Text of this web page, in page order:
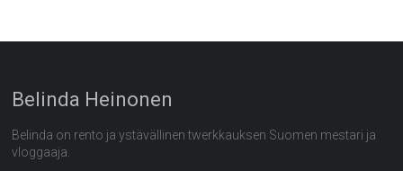
Belinda Heinonen
Belinda on rento ja ystävällinen twerkkauksen Suomen mestari ja
vloggaaja.